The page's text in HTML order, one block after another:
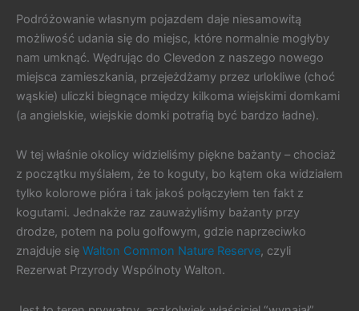
Podróżowanie własnym pojazdem daje niesamowitą
możliwość udania się do miejsc, które normalnie mogłyby
nam umknąć. Wędrując do Clevedon z naszego nowego
miejsca zamieszkania, przejeżdżamy przez urlokliwe (choć
wąskie) uliczki biegnące między kilkoma wiejskimi domkami
(a angielskie, wiejskie domki potrafią być bardzo ładne).
W tej właśnie okolicy widzieliśmy piękne bażanty – chociaż
z początku myślałem, że to koguty, bo kątem oka widziałem
tylko kolorowe pióra i tak jakoś połączyłem ten fakt z
kogutami. Jednakże raz zauważyliśmy bażanty przy
drodze, potem na polu golfowym, gdzie naprzeciwko
znajduje się Walton Common Nature Reserve, czyli
Rezerwat Przyrody Wspólnoty Walton.